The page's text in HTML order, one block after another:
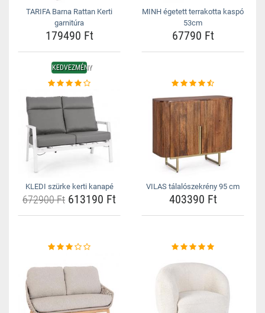
TARIFA Barna Rattan Kerti
garnitúra
179490 Ft
MINH égetett terrakotta kaspó
53cm
67790 Ft
KEDVEZMÉNY
KLEDI szürke kerti kanapé
672900 Ft 613190 Ft
VILAS tálalószekrény 95 cm
403390 Ft